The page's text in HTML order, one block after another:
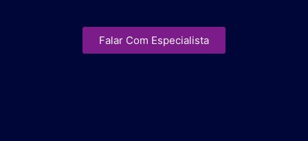
Falar Com Especialista